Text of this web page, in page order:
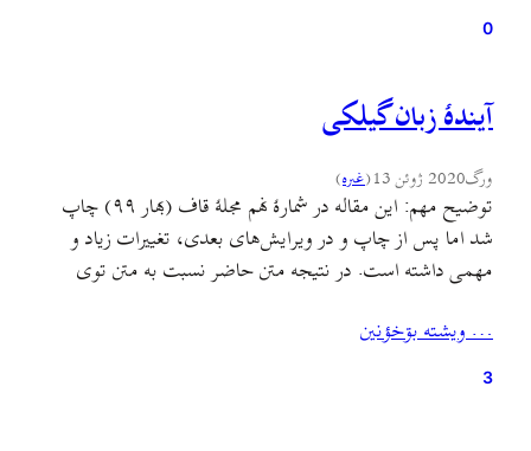
0
آیندهٔ زبان گیلکی
ورگ2020 ژوئن 13 (غىره)
توضیح مهم: این مقاله در شمارهٔ نهم مجلهٔ قاف (بهار ۹۹) چاپ
شد اما پس از چاپ و در ویرایش‌های بعدی، تغییرات زیاد و
مهمی داشته است. در نتیجه متن حاضر نسبت به متن توی
بحثي‌ست که قرار بود در دی ماه ۹۸ و در تالار…
… ويشته بۊخؤنين
3